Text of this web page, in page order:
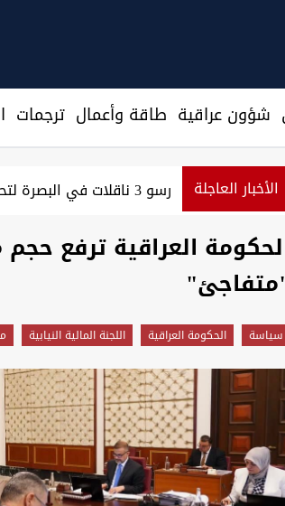
شؤون عراقية طاقة وأعمال ترجمات
الأخبار العاجلة رسو 3 ناقلات في البصرة لتحميل النفط العراقي
سیاسة الحكومة العراقية اللجنة المالية النيابية